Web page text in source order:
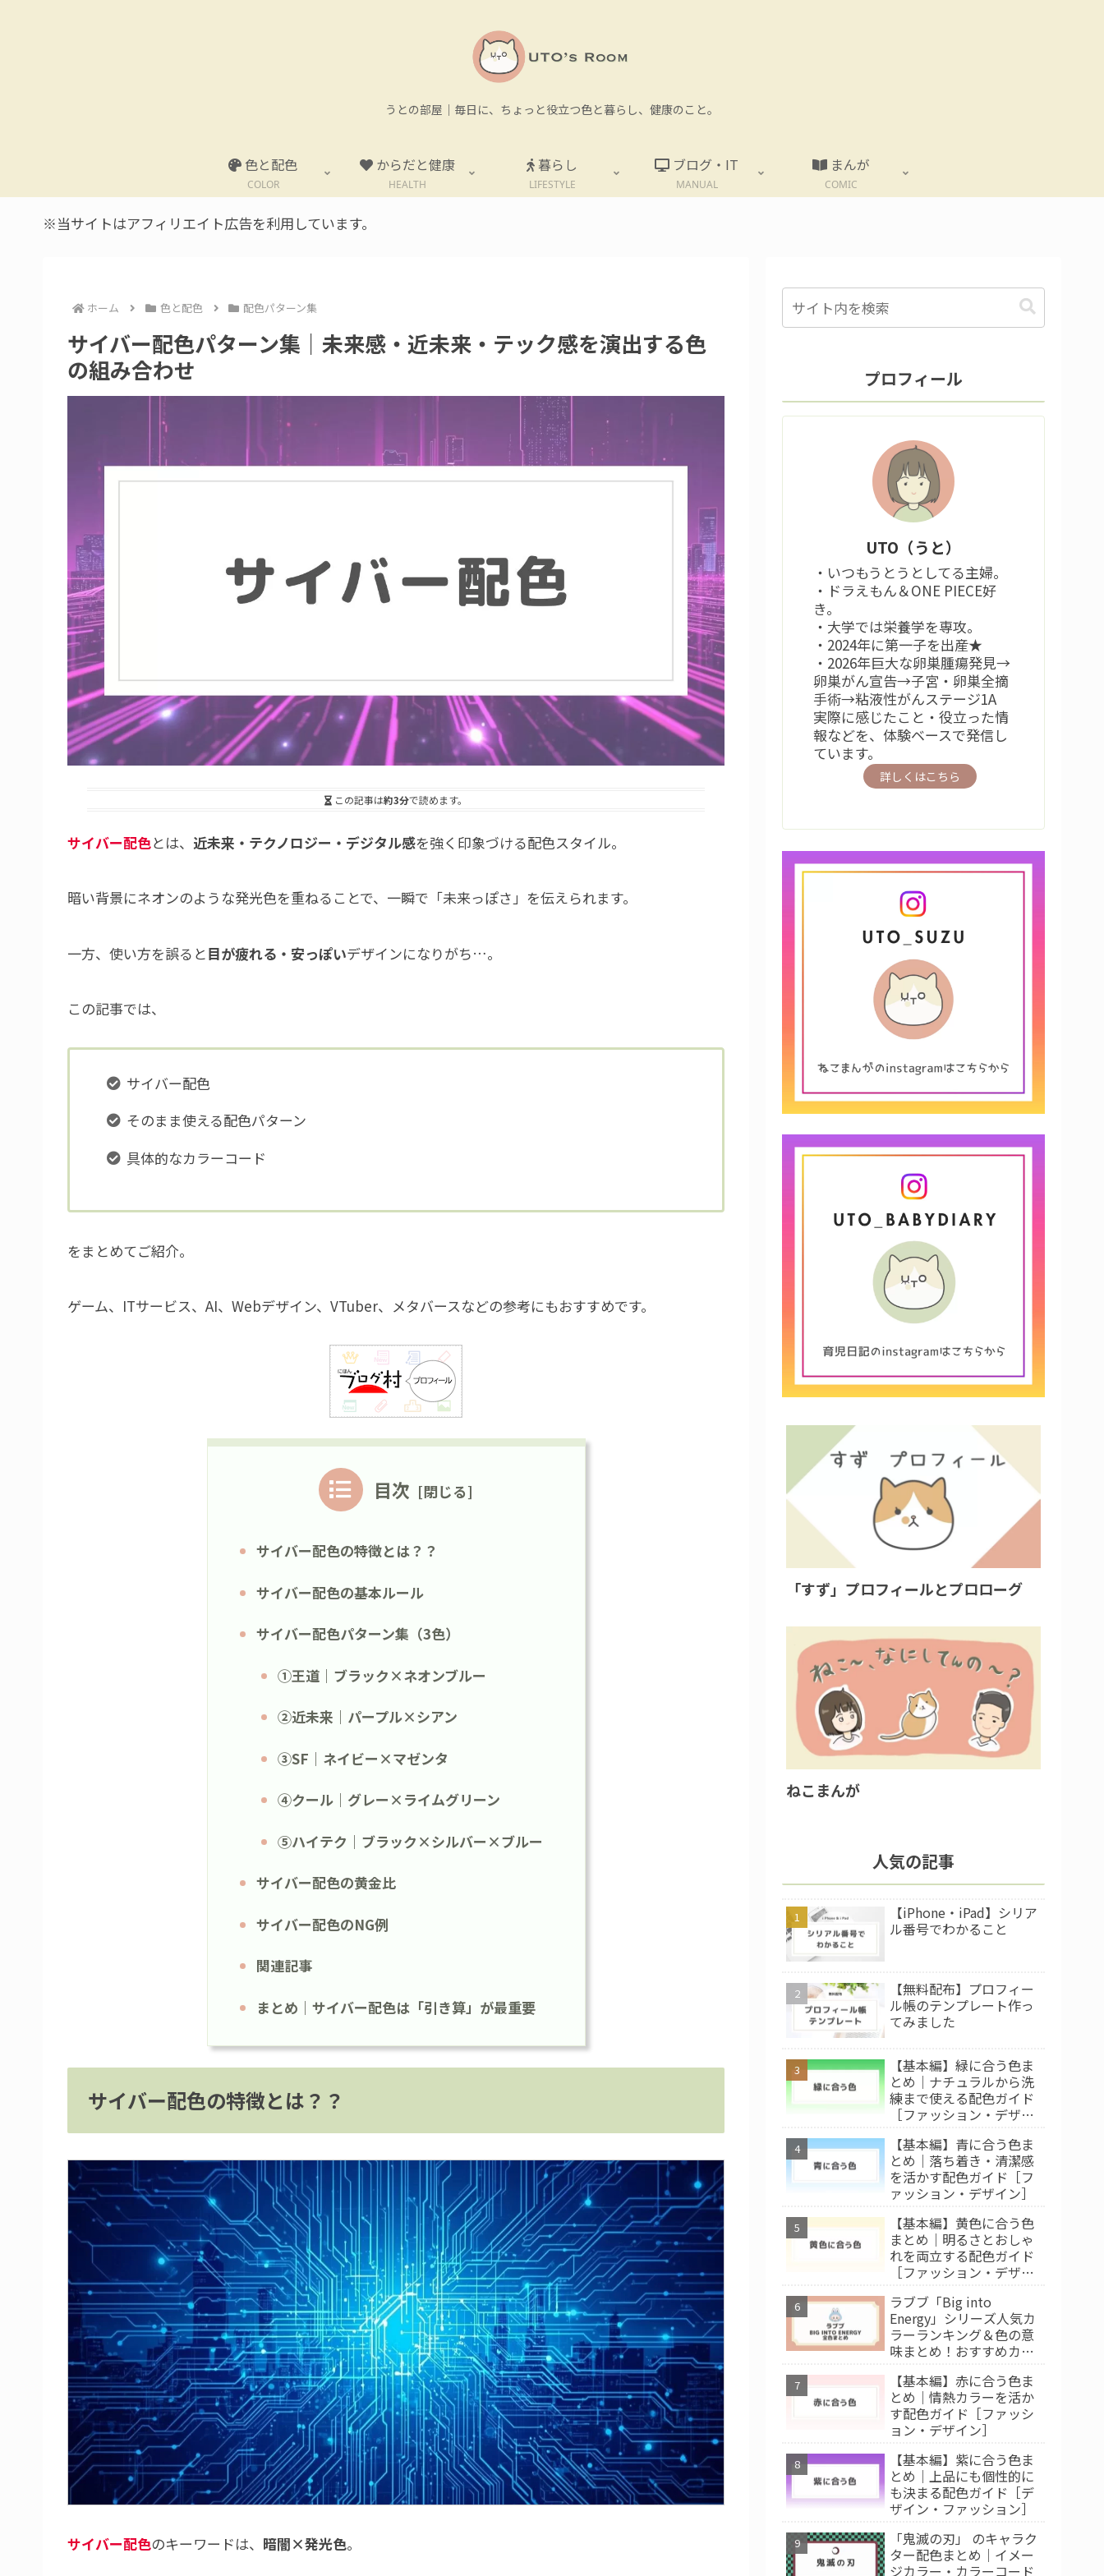
うとの部屋｜毎日に、ちょっと役立つ色と暮らし、健康のこと。
色と配色
COLOR
からだと健康
HEALTH
暮らし
LIFESTYLE
ブログ・IT
MANUAL
まんが
COMIC
※当サイトはアフィリエイト広告を利用しています。
ホーム 色と配色 配色パターン集
サイバー配色パターン集｜未来感・近未来・テック感を演出する色
の組み合わせ
この記事は約3分で読めます。
サイバー配色とは、 近未来・テクノロジー・デジタル感を強く印象づける配色スタイル。
暗い背景にネオンのような発光色を重ねることで、一瞬で「未来っぽさ」を伝えられます。
一方、使い方を誤ると目が疲れる・安っぽいデザインになりがち…。
この記事では、
サイバー配色
そのまま使える配色パターン
具体的なカラーコード
をまとめてご紹介。
ゲーム、ITサービス、AI、Webデザイン、VTuber、メタバースなどの参考にもおすすめです。
目次
サイバー配色の特徴とは？？
サイバー配色の基本ルール
サイバー配色パターン集（3色）
①王道｜ブラック×ネオンブルー
②近未来｜パープル×シアン
③SF｜ネイビー×マゼンタ
④クール｜グレー×ライムグリーン
⑤ハイテク｜ブラック×シルバー×ブルー
サイバー配色の黄金比
サイバー配色のNG例
関連記事
まとめ｜サイバー配色は「引き算」が最重要
サイバー配色の特徴とは？？
サイバー配色のキーワードは、 暗闇×発光色。
プロフィール
UTO（うと）
・いつもうとうとしてる主婦。
・ドラえもん＆ONE PIECE好
き。
・大学では栄養学を専攻。
・2024年に第一子を出産★
・2026年巨大な卵巣腫瘍発見→
卵巣がん宣告→子宮・卵巣全摘
手術→粘液性がんステージ1A
実際に感じたこと・役立った情
報などを、体験ベースで発信し
ています。
詳しくはこちら
「すず」プロフィールとプロローグ
ねこまんが
人気の記事
【iPhone・iPad】シリア
ル番号でわかること
【無料配布】プロフィー
ル帳のテンプレート作っ
てみました
【基本編】緑に合う色ま
とめ｜ナチュラルから洗
練まで使える配色ガイド
［ファッション・デザイ
【基本編】青に合う色ま
とめ｜落ち着き・清潔感
を活かす配色ガイド［フ
ァッション・デザイン］
【基本編】黄色に合う色
まとめ｜明るさとおしゃ
れを両立する配色ガイド
［ファッション・デザイ
ラブブ「Big into
Energy」シリーズ人気カ
ラーランキング＆色の意
味まとめ！おすすめカラ
【基本編】赤に合う色ま
とめ｜情熱カラーを活か
す配色ガイド［ファッシ
ョン・デザイン］
【基本編】紫に合う色ま
とめ｜上品にも個性的に
も決まる配色ガイド［デ
ザイン・ファッション］
「鬼滅の刃」 のキャラク
ター配色まとめ｜イメー
ジカラー・カラーコード